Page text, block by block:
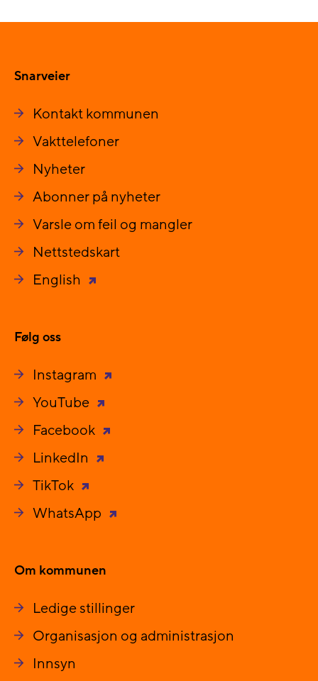
Snarveier
Kontakt kommunen
Vakttelefoner
Nyheter
Abonner på nyheter
Varsle om feil og mangler
Nettstedskart
English
Følg oss
Instagram
YouTube
Facebook
LinkedIn
TikTok
WhatsApp
Om kommunen
Ledige stillinger
Organisasjon og administrasjon
Innsyn